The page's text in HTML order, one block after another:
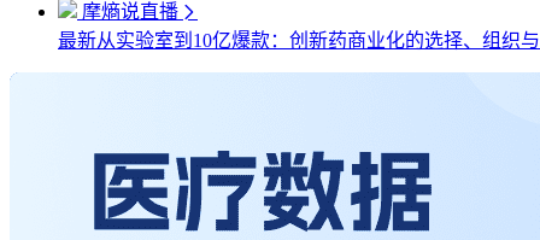
摩熵说直播
最新从实验室到10亿爆款：创新药商业化的选择、组织